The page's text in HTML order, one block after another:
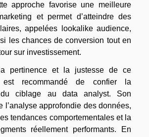
approche favorise une meilleure
et permet d’atteindre des
appelées lookalike audience,
les chances de conversion tout en
sur investissement.
pertinence et la justesse de ce
recommandé de confier la
du ciblage au data analyst. Son
l’analyse approfondie des données,
tendances comportementales et la
réellement performants. En